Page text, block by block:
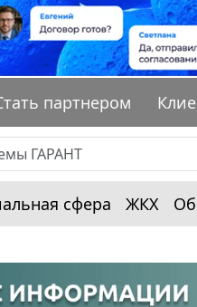
партнером
сфера ЖКХ